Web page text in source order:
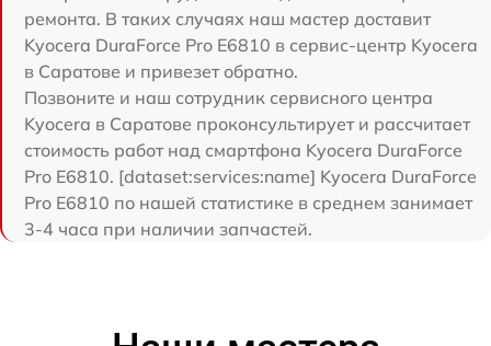
ремонта. В таких случаях наш мастер доставит
Kyocera DuraForce Pro E6810 в сервис-центр Kyocera
в Саратове и привезет обратно.
Позвоните и наш сотрудник сервисного центра
Kyocera в Саратове проконсультирует и рассчитает
стоимость работ над смартфона Kyocera DuraForce
Pro E6810. [dataset:services:name] Kyocera DuraForce
Pro E6810 по нашей статистике в среднем занимает
3-4 часа при наличии запчастей.